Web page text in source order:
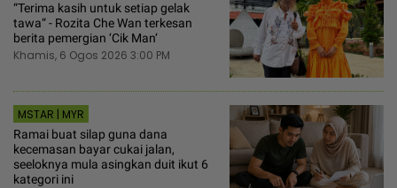
“Terima kasih untuk setiap gelak
tawa“ - Rozita Che Wan terkesan
berita pemergian ‘Cik Man‘
Khamis, 6 Ogos 2026 3:00 PM
MSTAR | MYR
Ramai buat silap guna dana
kecemasan bayar cukai jalan,
seeloknya mula asingkan duit ikut 6
kategori ini